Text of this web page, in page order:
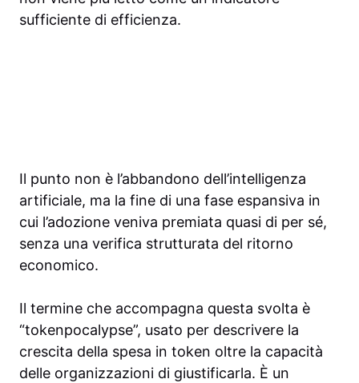
sufficiente di efficienza.
Il punto non è l’abbandono dell’intelligenza
artificiale, ma la fine di una fase espansiva in
cui l’adozione veniva premiata quasi di per sé,
senza una verifica strutturata del ritorno
economico.
Il termine che accompagna questa svolta è
“tokenpocalypse”, usato per descrivere la
crescita della spesa in token oltre la capacità
delle organizzazioni di giustificarla. È un